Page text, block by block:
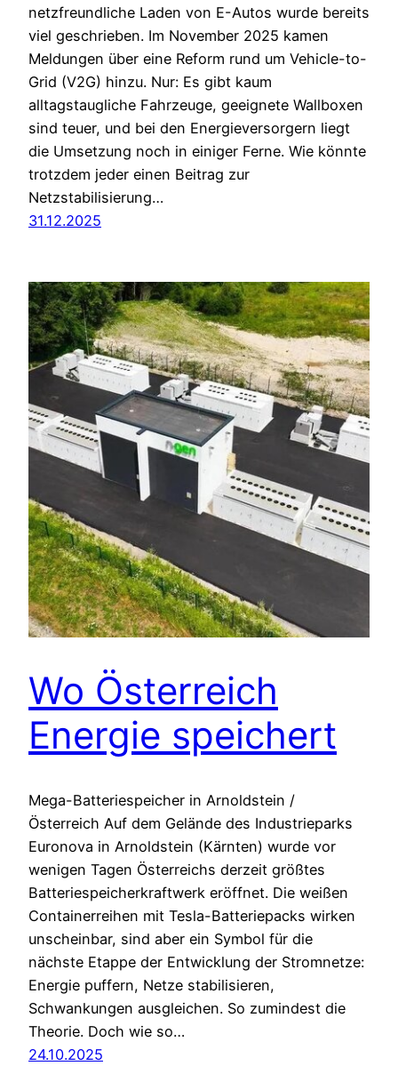
netzfreundliche Laden von E-Autos wurde bereits
viel geschrieben. Im November 2025 kamen
Meldungen über eine Reform rund um Vehicle-to-
Grid (V2G) hinzu. Nur: Es gibt kaum
alltagstaugliche Fahrzeuge, geeignete Wallboxen
sind teuer, und bei den Energieversorgern liegt
die Umsetzung noch in einiger Ferne. Wie könnte
trotzdem jeder einen Beitrag zur
Netzstabilisierung…
31.12.2025
Wo Österreich
Energie speichert
Mega-Batteriespeicher in Arnoldstein /
Österreich Auf dem Gelände des Industrieparks
Euronova in Arnoldstein (Kärnten) wurde vor
wenigen Tagen Österreichs derzeit größtes
Batteriespeicherkraftwerk eröffnet. Die weißen
Containerreihen mit Tesla-Batteriepacks wirken
unscheinbar, sind aber ein Symbol für die
nächste Etappe der Entwicklung der Stromnetze:
Energie puffern, Netze stabilisieren,
Schwankungen ausgleichen. So zumindest die
Theorie. Doch wie so…
24.10.2025